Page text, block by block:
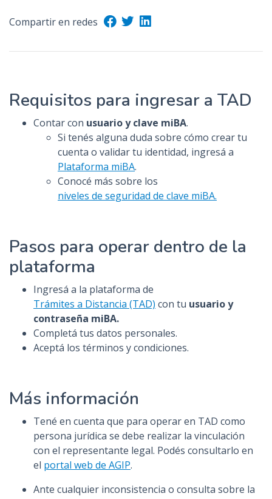
c
a
l
Compartir en redes
Requisitos para ingresar a TAD
Contar con usuario y clave miBA.
Si tenés alguna duda sobre cómo crear tu
cuenta o validar tu identidad, ingresá a
Plataforma miBA.
Conocé más sobre los
niveles de seguridad de clave miBA.
Pasos para operar dentro de la
plataforma
Ingresá a la plataforma de
Trámites a Distancia (TAD) con tu usuario y
contraseña miBA.
Completá tus datos personales.
Aceptá los términos y condiciones.
Más información
Tené en cuenta que para operar en TAD como
persona jurídica se debe realizar la vinculación
con el representante legal. Podés consultarlo en
el portal web de AGIP.
Ante cualquier inconsistencia o consulta sobre la